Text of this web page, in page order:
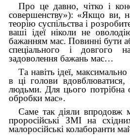
Про це давно, чітко і
совершенству»): «Якщо ви,
теорію суспільства і
ваші ідеї ніколи не
бажанням мас. Повинні бути
спеціального і довгого
задоволення бажань мас…
Та навіть ідеї,
в ці голови
людьми. Для цього потрібна
обробки мас».
Саме так діяли впродовж
проросійські ЗМІ на
малоросійські колаборанти